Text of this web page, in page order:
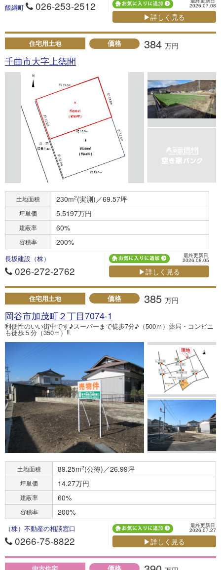
飯綱町 026-253-2512 2026.07.08
▶詳しく見る
住宅用土地 価格 384 万円
千曲市大字上徳間
土地面積 230m2(実測)／69.57坪
坪単価 5.5197万円
建蔽率 60%
容積率 200%
長坂建設（株）
026-272-2762
最終更新日
2026.08.05
▶詳しく見る
住宅用土地 価格 385 万円
岡谷市加茂町２丁目7074-1
利便性のいい街中です♪スーパーまで徒歩7分♪（500ｍ）薬局・コンビニ
も徒歩５分（350ｍ）‼
土地面積 89.25m2(公簿)／26.99坪
坪単価 14.27万円
建蔽率 60%
容積率 200%
（株）不動産の相談窓口
0266-75-8822
最終更新日
2026.07.27
▶詳しく見る